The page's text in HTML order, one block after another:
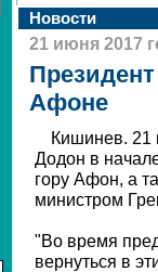
Новости
21 июня 2017
Афоне
Кишинев.
Додон в
гору Афон, а
министром
"Во время
вернуться в